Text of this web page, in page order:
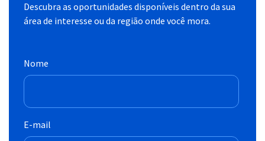
Descubra as oportunidades disponíveis dentro da sua
área de interesse ou da região onde você mora.
Nome
E-mail